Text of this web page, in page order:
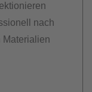
nach
Materialien